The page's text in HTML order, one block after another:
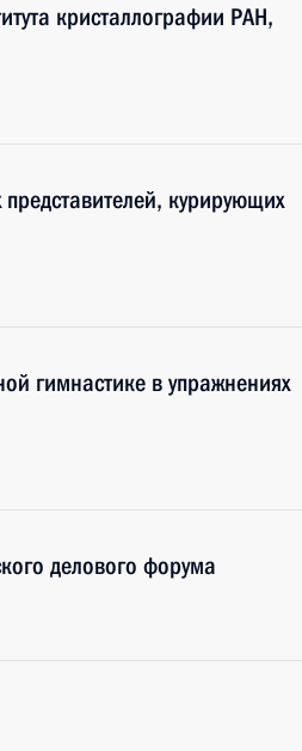
кристаллографии РАН,
курирующих
гимнастике в упражнениях
делового форума